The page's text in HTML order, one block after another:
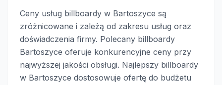
Ceny usług billboardy w Bartoszyce są
zróżnicowane i zależą od zakresu usług oraz
doświadczenia firmy. Polecany billboardy
Bartoszyce oferuje konkurencyjne ceny przy
najwyższej jakości obsługi. Najlepszy billboardy
w Bartoszyce dostosowuje ofertę do budżetu